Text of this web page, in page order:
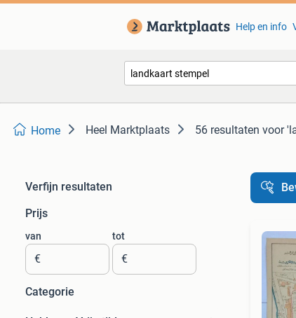
Help en info
Home Heel Marktplaats 56 resultaten voor
Verfijn resultaten
Prijs
van
€
tot
€
Categorie